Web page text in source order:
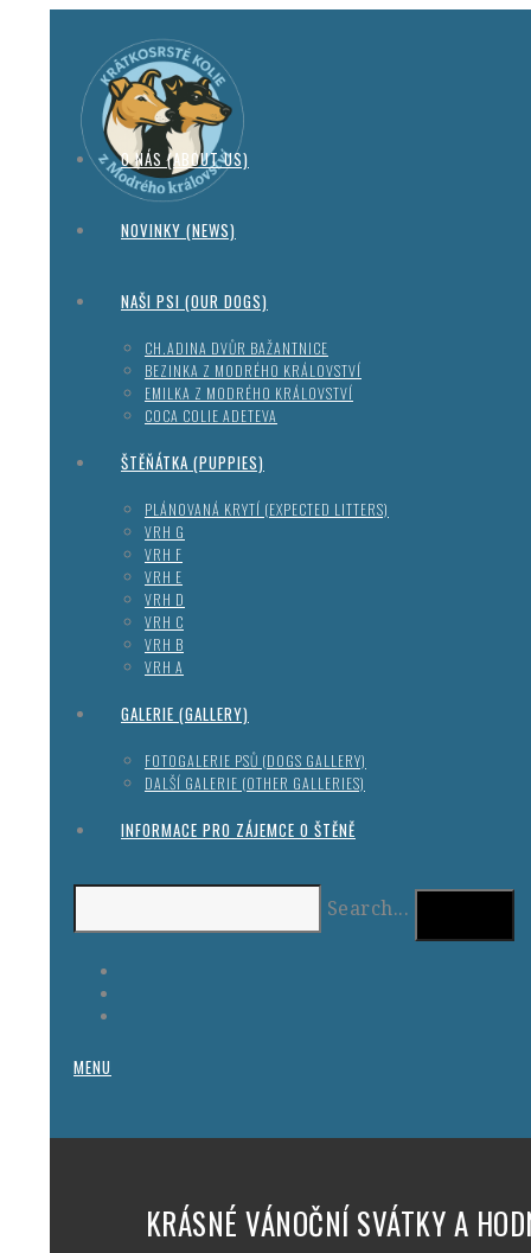
O NÁS (ABOUT US)
NOVINKY (NEWS)
NAŠI PSI (OUR DOGS)
CH.ADINA DVŮR BAŽANTNICE
BEZINKA Z MODRÉHO KRÁLOVSTVÍ
EMILKA Z MODRÉHO KRÁLOVSTVÍ
COCA COLIE ADETEVA
ŠTĚŇÁTKA (PUPPIES)
PLÁNOVANÁ KRYTÍ (EXPECTED LITTERS)
VRH G
VRH F
VRH E
VRH D
VRH C
VRH B
VRH A
GALERIE (GALLERY)
FOTOGALERIE PSŮ (DOGS GALLERY)
DALŠÍ GALERIE (OTHER GALLERIES)
INFORMACE PRO ZÁJEMCE O ŠTĚNĚ
Search...
MENU
KRÁSNÉ VÁNOČNÍ SVÁTKY A